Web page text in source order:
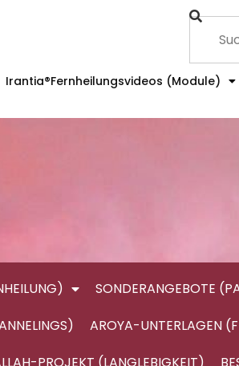
Irantia®Fernheilungsvideos (Module)
SONDERANGEBOTE
AROYA-UNTERLAGEN